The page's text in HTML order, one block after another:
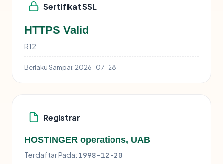
Sertifikat SSL
HTTPS Valid
R12
Berlaku Sampai: 2026-07-28
Registrar
HOSTINGER operations, UAB
Terdaftar Pada: 1998-12-20